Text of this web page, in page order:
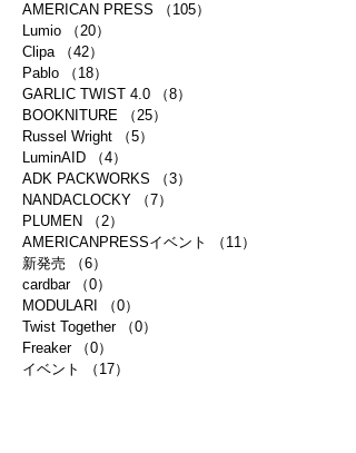
AMERICAN PRESS
（105）
Lumio
（20）
Clipa
（42）
Pablo
（18）
GARLIC TWIST 4.0
（8）
BOOKNITURE
（25）
Russel Wright
（5）
LuminAID
（4）
ADK PACKWORKS
（3）
NANDACLOCKY
（7）
PLUMEN
（2）
AMERICANPRESSイベント
（11）
新発売
（6）
cardbar
（0）
MODULARI
（0）
Twist Together
（0）
Freaker
（0）
イベント
（17）